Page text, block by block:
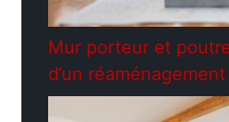
Mur porteur et
d’un